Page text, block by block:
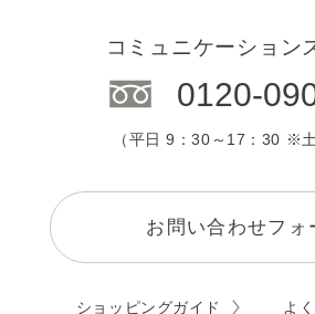
コミュニケーション
0120-
（平日 9：30～17：30 ※土
お問い合わせフォ
ショッピングガイド よ